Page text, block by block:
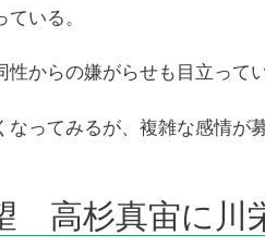
いる。
からの嫌がらせも目立ってい
ってみるが、複雑な感情が
高杉真宙に川